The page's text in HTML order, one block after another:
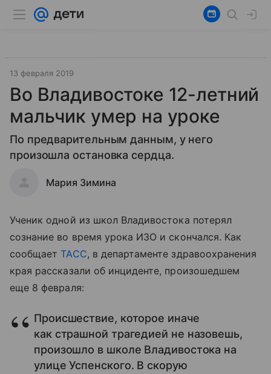
13 февраля 2019
Во Владивостоке 12-летний
мальчик умер на уроке
По предварительным данным, у него
произошла остановка сердца.
Мария Зимина
Ученик одной из школ Владивостока потерял
сознание во время урока ИЗО и скончался. Как
сообщает ТАСС, в департаменте здравоохранения
края рассказали об инциденте, произошедшем
еще 8 февраля:
Происшествие, которое иначе
как страшной трагедией не назовешь,
произошло в школе Владивостока на
улице Успенского. В скорую